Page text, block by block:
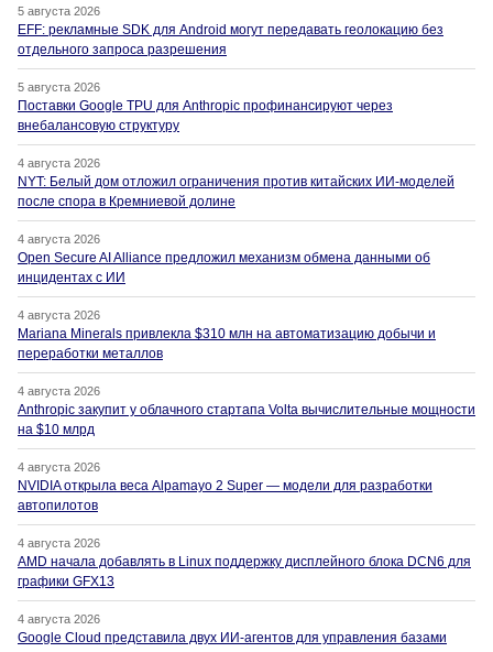
5 августа 2026
EFF: рекламные SDK для Android могут передавать геолокацию без
отдельного запроса разрешения
5 августа 2026
Поставки Google TPU для Anthropic профинансируют через
внебалансовую структуру
4 августа 2026
NYT: Белый дом отложил ограничения против китайских ИИ-моделей
после спора в Кремниевой долине
4 августа 2026
Open Secure AI Alliance предложил механизм обмена данными об
инцидентах с ИИ
4 августа 2026
Mariana Minerals привлекла $310 млн на автоматизацию добычи и
переработки металлов
4 августа 2026
Anthropic закупит у облачного стартапа Volta вычислительные мощности
на $10 млрд
4 августа 2026
NVIDIA открыла веса Alpamayo 2 Super — модели для разработки
автопилотов
4 августа 2026
AMD начала добавлять в Linux поддержку дисплейного блока DCN6 для
графики GFX13
4 августа 2026
Google Cloud представила двух ИИ-агентов для управления базами